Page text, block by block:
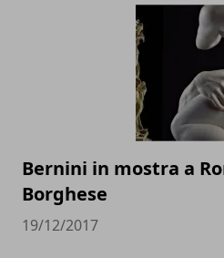
Bernini in mostra a
Borghese
19/12/2017